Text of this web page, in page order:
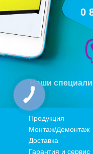
0
Наши
Продукция
Монтаж/Демонтаж
Доставка
Гарантия и сервис